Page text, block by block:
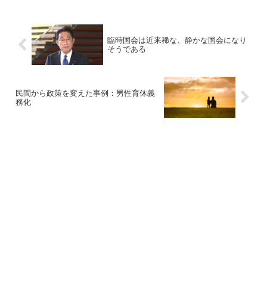
臨時国会は近来稀な、静かな国会になり
そうである
民間から政策を変えた事例：男性育休義
務化